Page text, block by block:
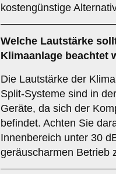
kostengünstige
Welche Lautstärke
Klimaanlage beachtet
Die Lautstärke der
Split-Systeme sind in
Geräte, da sich der
befindet. Achten Sie
Innenbereich unter 30
geräuscharmen Betrieb